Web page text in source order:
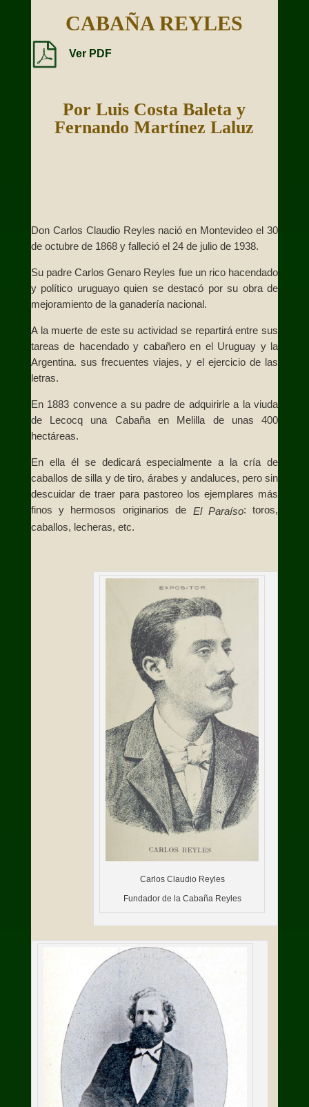
CABAÑA REYLES
Ver PDF
Por Luis Costa Baleta y
Fernando Martínez Laluz
Don Carlos Claudio Reyles nació en Montevideo el 30
de octubre de 1868 y falleció el 24 de julio de 1938.
Su padre Carlos Genaro Reyles fue un rico hacendado
y político uruguayo quien se destacó por su obra de
mejoramiento de la ganadería nacional.
A la muerte de este su actividad se repartirá entre sus
tareas de hacendado y cabañero en el Uruguay y la
Argentina. sus frecuentes viajes, y el ejercicio de las
letras.
En 1883 convence a su padre de adquirirle a la viuda
de Lecocq una Cabaña en Melilla de unas 400
hectáreas.
En ella él se dedicará especialmente a la cría de
caballos de silla y de tiro, árabes y andaluces, pero sin
descuidar de traer para pastoreo los ejemplares más
finos y hermosos originarios de El Paraíso: toros,
caballos, lecheras, etc.
Carlos Claudio Reyles
Fundador de la Cabaña Reyles